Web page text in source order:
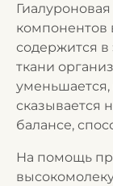
компонентов
содержится
ткани
уменьшается,
сказывается
балансе,
На помощь